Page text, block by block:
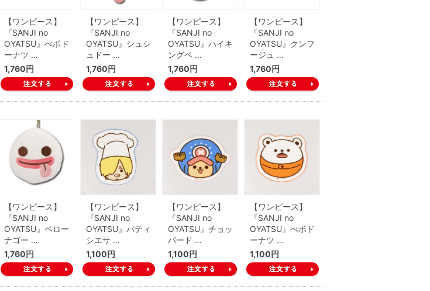
【ワンピース】
『SANJI no
OYATSU』べポド
ーナツ …
1,760円
【ワンピース】
『SANJI no
OYATSU』シュシ
ュドー …
1,760円
【ワンピース】
『SANJI no
OYATSU』ハイキ
ングベ …
1,760円
【ワンピース】
『SANJI no
OYATSU』クンフ
ージュ …
1,760円
【ワンピース】
『SANJI no
OYATSU』ペロー
ナゴー …
1,760円
【ワンピース】
『SANJI no
OYATSU』パティ
シエサ …
1,100円
【ワンピース】
『SANJI no
OYATSU』チョッ
パード …
1,100円
【ワンピース】
『SANJI no
OYATSU』べポド
ーナツ …
1,100円